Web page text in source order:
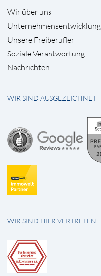
Wir über uns
Unternehmensentwicklung
Unsere Freiberufler
Soziale Verantwortung
Nachrichten
WIR SIND AUSGEZEICHNET
WIR SIND HIER VERTRETEN